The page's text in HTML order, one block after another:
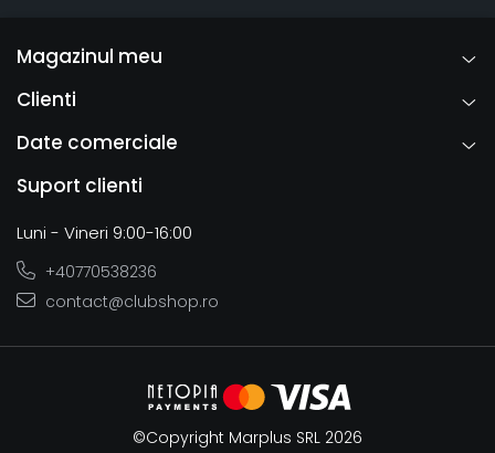
Magazinul meu
Clienti
Date comerciale
Suport clienti
Luni - Vineri 9:00-16:00
+40770538236
contact@clubshop.ro
©Copyright Marplus SRL 2026